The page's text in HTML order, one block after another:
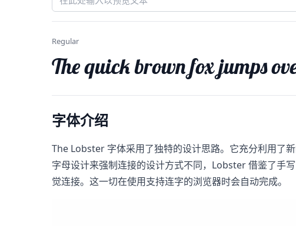
Regular
The quick brown fox jumps
字体介绍
The Lobster​ 字体采用了独特的设计思路。它充分利用了
字母设计来强制连接的设计方式不同，Lobster 借鉴了手
觉连接。这一切在使用支持连字的浏览器时会自动完成。